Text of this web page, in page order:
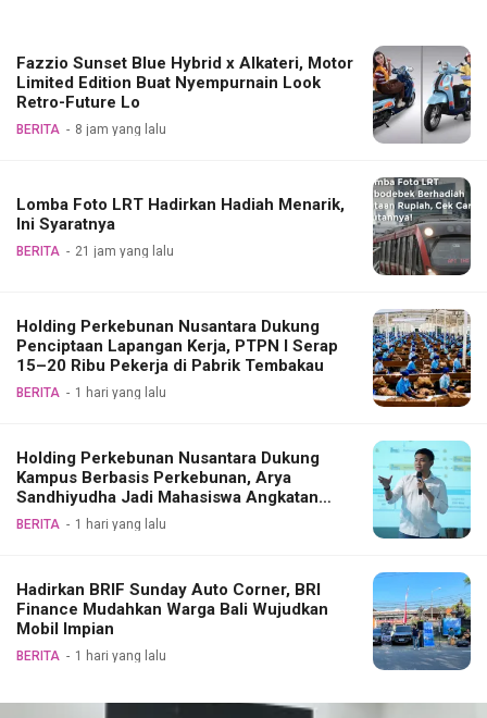
Fazzio Sunset Blue Hybrid x Alkateri, Motor
Limited Edition Buat Nyempurnain Look
Retro-Future Lo
BERITA 8 jam yang lalu
Lomba Foto LRT Hadirkan Hadiah Menarik,
Ini Syaratnya
BERITA 21 jam yang lalu
Holding Perkebunan Nusantara Dukung
Penciptaan Lapangan Kerja, PTPN I Serap
15–20 Ribu Pekerja di Pabrik Tembakau
BERITA 1 hari yang lalu
Holding Perkebunan Nusantara Dukung
Kampus Berbasis Perkebunan, Arya
Sandhiyudha Jadi Mahasiswa Angkatan
Pertama Magister ITSI
BERITA 1 hari yang lalu
Hadirkan BRIF Sunday Auto Corner, BRI
Finance Mudahkan Warga Bali Wujudkan
Mobil Impian
BERITA 1 hari yang lalu